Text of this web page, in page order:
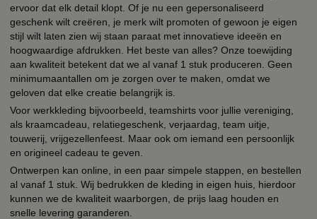
ervoor dat elk detail klopt. Of je nu een gepersonaliseerd
geschenk wilt creëren, je merk wilt promoten of gewoon je eigen
stijl wilt laten zien wij staan paraat met innovatieve ideeën en
hoogwaardige afdrukken. Het beste van alles? Onze toewijding
aan kwaliteit betekent dat we al vanaf 1 stuk produceren. Geen
minimumaantallen om je zorgen over te maken, omdat we
geloven dat elke creatie belangrijk is.
Voor werkkleding bijvoorbeeld, teamshirts voor jullie vereniging,
als kraamcadeau, relatiegeschenk, verjaardag, team uitje,
touwerij, vrijgezellenfeest. Maar ook om iemand een persoonlijk
en origineel cadeau te geven.
Ontwerpen kan online, in een paar simpele stappen, en bestellen
al vanaf 1 stuk. Wij bedrukken de kleding in eigen huis, hierdoor
kunnen we de kwaliteit waarborgen, de prijs laag houden en
snelle levering garanderen.